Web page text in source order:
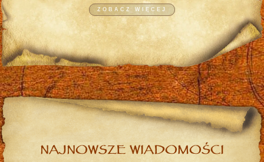
ZOBACZ WIĘCEJ
NAJNOWSZE WIADOMOŚCI